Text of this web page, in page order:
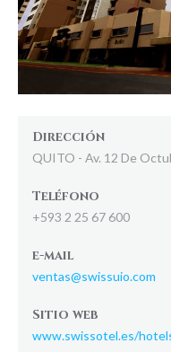
Dirección
QUITO - Av. 12 De
Teléfono
+593 2 25 67 600
e-mail
ventas@swissuio.com
Sitio web
www.swissotel.es/